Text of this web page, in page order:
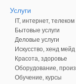
Услуги
IT, интернет, телеком
Бытовые услуги
Деловые услуги
Искусство, хенд мейд
Красота, здоровье
Оборудование,
Обучение, курсы